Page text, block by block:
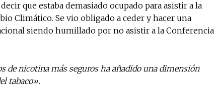
que estaba demasiado ocupado para asistir a la
Climático. Se vio obligado a ceder y hacer una
siendo humillado por no asistir a la Conferencia
de nicotina más seguros ha añadido una dimensión
tabaco».